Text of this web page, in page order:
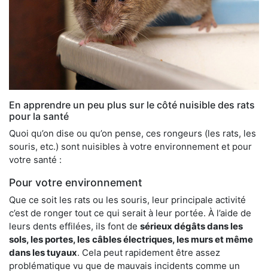
En apprendre un peu plus sur le côté nuisible des rats
pour la santé
Quoi qu’on dise ou qu’on pense, ces rongeurs (les rats, les
souris, etc.) sont nuisibles à votre environnement et pour
votre santé :
Pour votre environnement
Que ce soit les rats ou les souris, leur principale activité
c’est de ronger tout ce qui serait à leur portée. À l’aide de
leurs dents effilées, ils font de sérieux dégâts dans les
sols, les portes, les câbles électriques, les murs et même
dans les tuyaux. Cela peut rapidement être assez
problématique vu que de mauvais incidents comme un